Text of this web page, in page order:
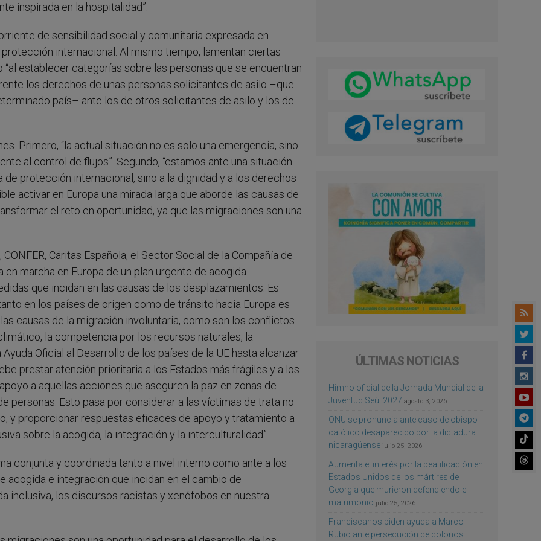
inspirada en la hospitalidad”.
de sensibilidad social y comunitaria expresada en
internacional. Al mismo tiempo, lamentan ciertas
establecer categorías sobre las personas que se encuentran
los derechos de unas personas solicitantes de asilo –que
país– ante los de otros solicitantes de asilo y los de
Primero, “la actual situación no es solo una emergencia, sino
al control de flujos”. Segundo, “estamos ante una situación
protección internacional, sino a la dignidad y a los derechos
activar en Europa una mirada larga que aborde las causas de
el reto en oportunidad, ya que las migraciones son una
Cáritas Española, el Sector Social de la Compañía de
marcha en Europa de un plan urgente de acogida
que incidan en las causas de los desplazamientos. Es
en los países de origen como de tránsito hacia Europa es
causas de la migración involuntaria, como son los conflictos
la competencia por los recursos naturales, la
Oficial al Desarrollo de los países de la UE hasta alcanzar
prestar atención prioritaria a los Estados más frágiles y a los
a aquellas acciones que aseguren la paz en zonas de
personas. Esto pasa por considerar a las víctimas de trata no
y proporcionar respuestas eficaces de apoyo y tratamiento a
sobre la acogida, la integración y la interculturalidad”.
conjunta y coordinada tanto a nivel interno como ante a los
acogida e integración que incidan en el cambio de
inclusiva, los discursos racistas y xenófobos en nuestra
ÚLTIMAS NOTICIAS
Himno oficial de la Jornada Mundial de la
Juventud Seúl 2027 agosto 3, 2026
ONU se pronuncia ante caso de obispo
católico desaparecido por la dictadura
nicaragüense julio 25, 2026
Aumenta el interés por la beatificación en
Estados Unidos de los mártires de
Georgia que murieron defendiendo el
matrimonio julio 25, 2026
Franciscanos piden ayuda a Marco
Rubio ante persecución de colonos